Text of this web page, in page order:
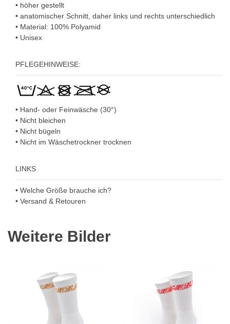
• höher gestellt
• anatomischer Schnitt, daher links und rechts unterschiedlich
• Material: 100% Polyamid
• Unisex
PFLEGEHINWEISE:
• Hand- oder Feinwäsche (30°)
• Nicht bleichen
• Nicht bügeln
• Nicht im Wäschetrockner trocknen
LINKS
• Welche Größe brauche ich?
• Versand & Retouren
Weitere Bilder